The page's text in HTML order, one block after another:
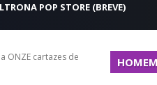
POP STORE (BREVE)
ONZE cartazes de